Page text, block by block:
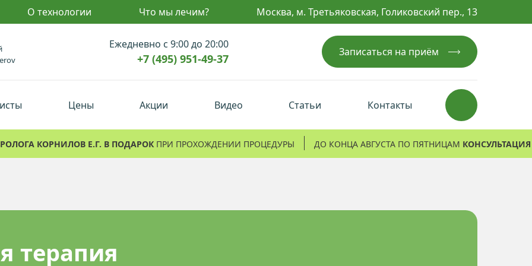
О технологии Что мы лечим? Москва, м. Третьяковская, Голиковский пер., 13
Ежедневно с 9:00 до 20:00
+7 (495) 951-49-37 Записаться на приём
Цены Акции Видео Статьи Контакты
КОРНИЛОВ Е.Г. В ПОДАРОК ПРИ ПРОХОЖДЕНИИ ПРОЦЕДУРЫ ДО КОНЦА АВГУСТА ПО ПЯТНИЦАМ
терапия